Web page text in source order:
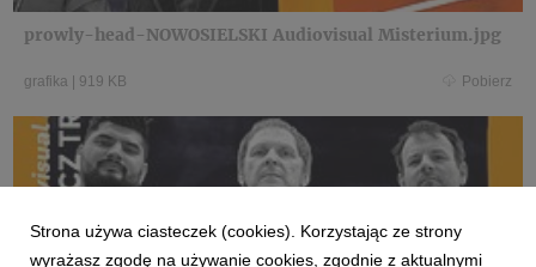
prowly-head-NOWOSIELSKI Audiovisual Misterium.jpg
grafika 919 KB Pobierz
Strona używa ciasteczek (cookies). Korzystając ze strony
wyrażasz zgodę na używanie cookies, zgodnie z aktualnymi